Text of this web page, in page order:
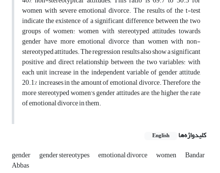
women with severe emotional divorce. The results of the t-test
indicate the existence of a significant difference between the two
groups of women: women with stereotyped attitudes towards
gender have more emotional divorce than women with non-
stereotyped attitudes. The regression results also show a significant
positive and direct relationship between the two variables: with
each unit increase in the independent variable of gender attitude,
20.1% increases in the amount of emotional divorce. Therefore, the
more stereotyped women's gender attitudes are, the higher the rate
of emotional divorce in them.
کلیدواژه‌ها English
gender gender stereotypes emotional divorce women Bandar
Abbas